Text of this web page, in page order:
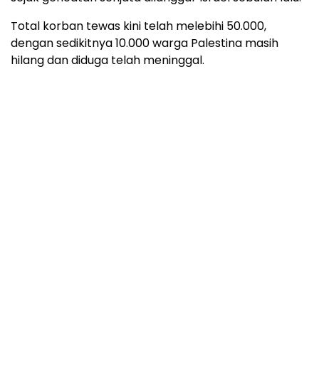
Total korban tewas kini telah melebihi 50.000,
dengan sedikitnya 10.000 warga Palestina masih
hilang dan diduga telah meninggal.